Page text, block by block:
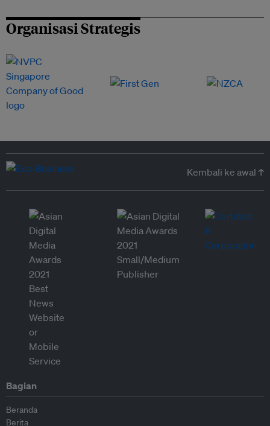
Organisasi Strategis
Kembali ke awal ↑
Bagian
Beranda
Berita